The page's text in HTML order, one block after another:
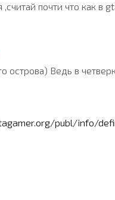
почти что как в
острова) Ведь в
publ/info/